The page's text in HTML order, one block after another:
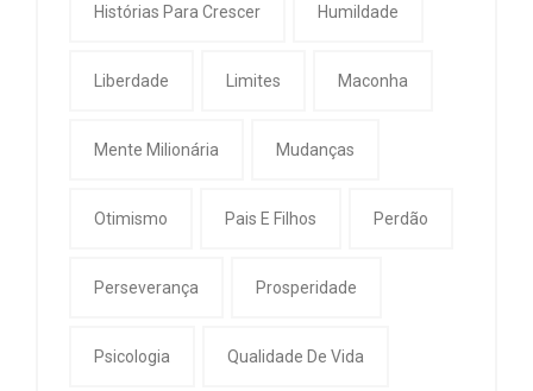
Histórias Para Crescer Humildade
Liberdade Limites Maconha
Mente Milionária Mudanças
Otimismo Pais E Filhos Perdão
Perseverança Prosperidade
Psicologia Qualidade De Vida